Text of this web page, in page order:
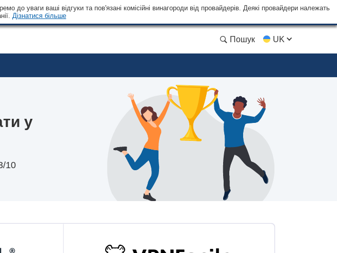
до уваги ваші відгуки та пов'язані комісійні винагороди від провайдерів. Деякі провайдери належать
Дізнатися більше
Пошук UK
у
10